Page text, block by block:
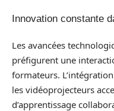
Innovation constante
Les avancées
préfigurent une
formateurs.
les vidéoprojecteurs
d’apprentissage